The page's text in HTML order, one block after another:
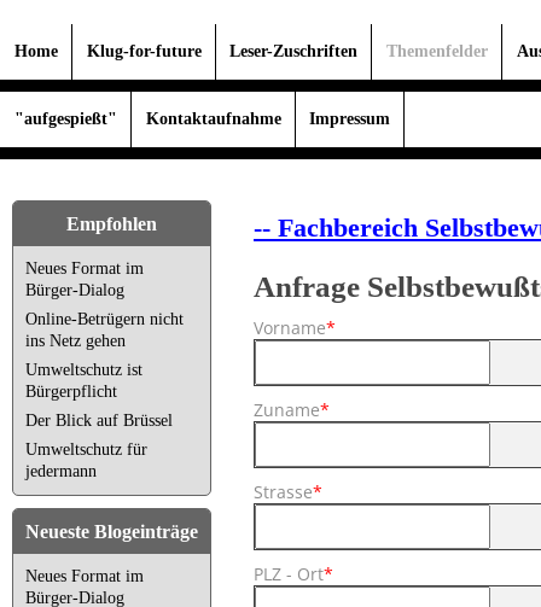
Home Klug-for-future Leser-Zuschriften Themenfelder
"aufgespießt" Kontaktaufnahme Impressum
Empfohlen
Neues Format im
Bürger-Dialog
Online-Betrügern nicht
ins Netz gehen
Umweltschutz ist
Bürgerpflicht
Der Blick auf Brüssel
Umweltschutz für
jedermann
Neueste Blogeinträge
Neues Format im
Bürger-Dialog
-- Fachbereich
Anfrage
Vorname*
Zuname*
Strasse*
PLZ - Ort*